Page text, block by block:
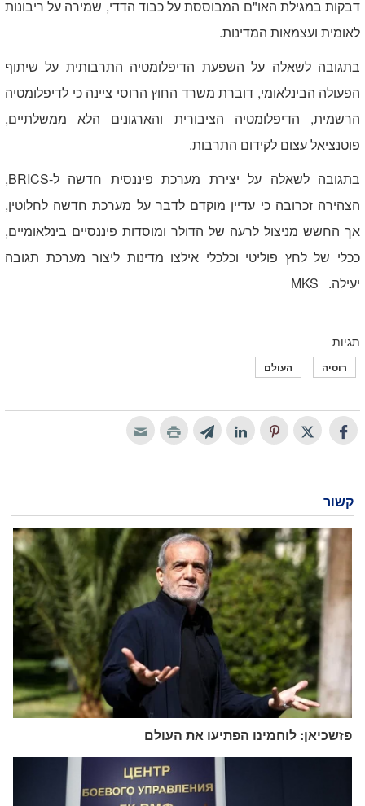
דבקות במגילת האו"ם המבוססת על כבוד הדדי, שמירה על ריבונות
לאומית ועצמאות המדינות.
בתגובה לשאלה על השפעת הדיפלומטיה התרבותית על שיתוף
הפעולה הבינלאומי, דוברת משרד החוץ הרוסי ציינה כי לדיפלומטיה
הרשמית, הדיפלומטיה הציבורית והארגונים הלא ממשלתיים,
פוטנציאל עצום לקידום התרבות.
בתגובה לשאלה על יצירת מערכת פיננסית חדשה ל-BRICS
,
הצהירה זכרובה כי עדיין מוקדם לדבר על מערכת חדשה לחלוטין,
אך החשש מניצול לרעה של הדולר ומוסדות פיננסיים בינלאומיים,
ככלי של לחץ פוליטי וכלכלי אילצו מדינות ליצור מערכת תגובה
יעילה. MKS
תגיות
רוסיה העולם
קשור
פזשכיאן: לוחמינו הפתיעו את העולם